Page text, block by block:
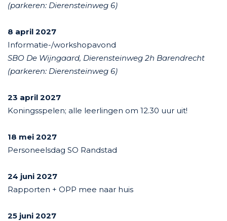
(parkeren: Dierensteinweg 6)
8 april 2027
Informatie-/workshopavond
SBO De Wijngaard, Dierensteinweg 2h Barendrecht
(parkeren: Dierensteinweg 6)
23 april 2027
Koningsspelen; alle leerlingen om 12.30 uur uit!
18 mei 2027
Personeelsdag SO Randstad
24 juni 2027
Rapporten + OPP mee naar huis
25 juni 2027